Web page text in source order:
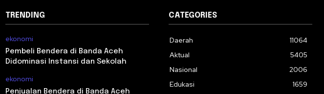
TRENDING
ekonomi
Pembeli Bendera di Banda Aceh
Didominasi Instansi dan Sekolah
ekonomi
Penjualan Bendera di Banda Aceh
CATEGORIES
Daerah
11064
Aktual
5405
Nasional
2006
Edukasi
1659